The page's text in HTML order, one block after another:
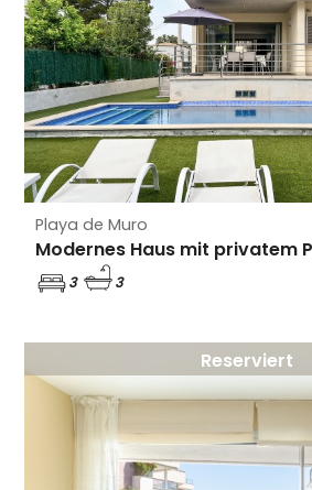
Playa de Muro
3 3
Reserviert